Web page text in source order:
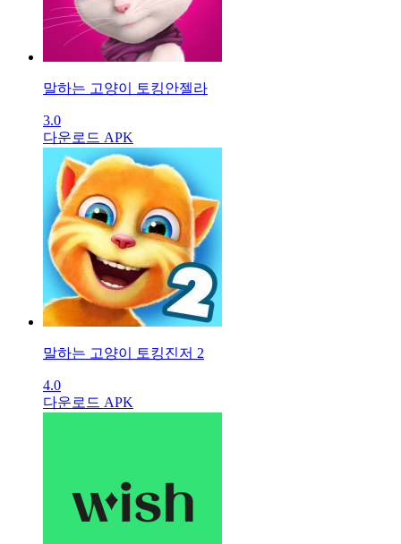
말하는 고양이 토킹안젤라
3.0
다운로드 APK
말하는 고양이 토킹진저 2
4.0
다운로드 APK